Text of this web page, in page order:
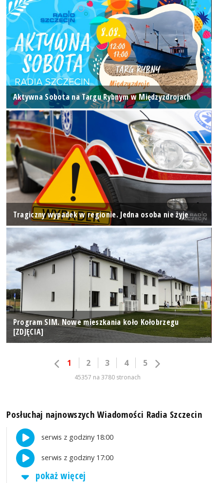
Aktywna Sobota na Targu Rybnym w Międzyzdrojach
Tragiczny wypadek w regionie. Jedna osoba nie żyje
Program SIM. Nowe mieszkania koło Kołobrzegu
[ZDJĘCIA]
1 2 3 4 5
45357 na 3780 stronach
Posłuchaj najnowszych Wiadomości Radia Szczecin
serwis z godziny 18:00
serwis z godziny 17:00
pokaż więcej